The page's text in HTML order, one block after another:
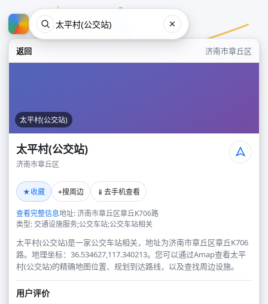
返回 济南市章丘区
太平村(公交站)
太平村(公交站)
济南市章丘区
★收藏 ⌖搜周边 📱 去手机查看
查看完整信息地址: 济南市章丘区章丘K706路
类型: 交通设施服务;公交车站;公交车站相关
太平村(公交站)是一家公交车站相关，地址为济南市章丘区章丘K706
路。地理坐标：36.534627,117.340213。您可以通过Amap查看太平
村(公交站)的精确地图位置、规划到达路线，以及查找周边设施。
用户评价